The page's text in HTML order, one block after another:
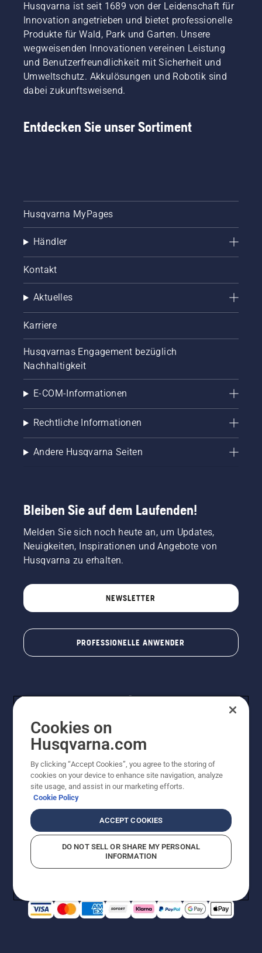
Husqvarna ist seit 1689 von der Leidenschaft für
Innovation angetrieben und bietet professionelle
Produkte für Wald, Park und Garten. Unsere
wegweisenden Innovationen vereinen Leistung
und Benutzerfreundlichkeit mit Sicherheit und
Umweltschutz. Akkulösungen und Robotik sind
dabei zukunftsweisend.
Entdecken Sie unser Sortiment
Husqvarna MyPages
Händler
Kontakt
Aktuelles
Karriere
Husqvarnas Engagement bezüglich
Nachhaltigkeit
E-COM-Informationen
Rechtliche Informationen
Andere Husqvarna Seiten
Bleiben Sie auf dem Laufenden!
Melden Sie sich noch heute an, um Updates,
Neuigkeiten, Inspirationen und Angebote von
Husqvarna zu erhalten.
NEWSLETTER
PROFESSIONELLE ANWENDER
© Husqvarna® AB (publ). Alle Rechte vorbehalten. Die
Preisangaben sind unverbindliche Preisempfehlungen
von Husqvarna Schweiz AG an den teilnehmenden
Fachhandel, Preise in CHF inklusive 8,1% MWST und
unverbindliche Preisempfehlungen (inkl. MwSt), es sei
denn sie sind für den direkten Kauf verfügbar.
Cookie-RichtlinieNutzungsbedingungen Datenschutzerklärung
Vermutete Verstöße melden
Cookies on
Husqvarna.com
By clicking “Accept Cookies”, you agree to the storing of
cookies on your device to enhance site navigation, analyze
site usage, and assist in our marketing efforts.
Cookie Policy
ACCEPT COOKIES
DO NOT SELL OR SHARE MY PERSONAL
INFORMATION